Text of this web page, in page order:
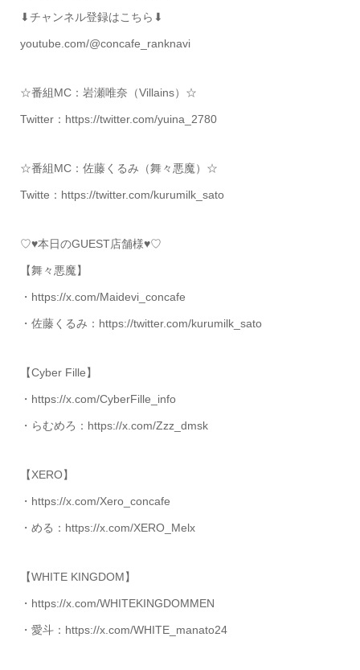
⬇チャンネル登録はこちら⬇
youtube.com/@concafe_ranknavi
☆番組MC：岩瀬唯奈（Villains）☆
Twitter：https://twitter.com/yuina_2780
☆番組MC：佐藤くるみ（舞々悪魔）☆
Twitte：https://twitter.com/kurumilk_sato
♡♥本日のGUEST店舗様♥♡
【舞々悪魔】
・https://x.com/Maidevi_concafe
・佐藤くるみ：https://twitter.com/kurumilk_sato
【Cyber Fille】
・https://x.com/CyberFille_info
・らむめろ：https://x.com/Zzz_dmsk
【XERO】
・https://x.com/Xero_concafe
・める：https://x.com/XERO_Melx
【WHITE KINGDOM】
・https://x.com/WHITEKINGDOMMEN
・愛斗：https://x.com/WHITE_manato24